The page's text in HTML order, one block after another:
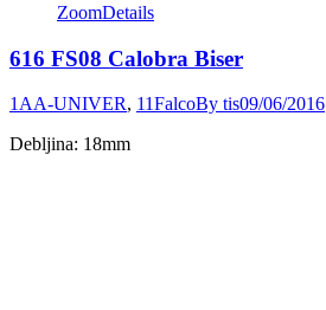
ZoomDetails
616 FS08 Calobra Biser
1AA-UNIVER, 11FalcoBy tis09/06/2016
Debljina: 18mm